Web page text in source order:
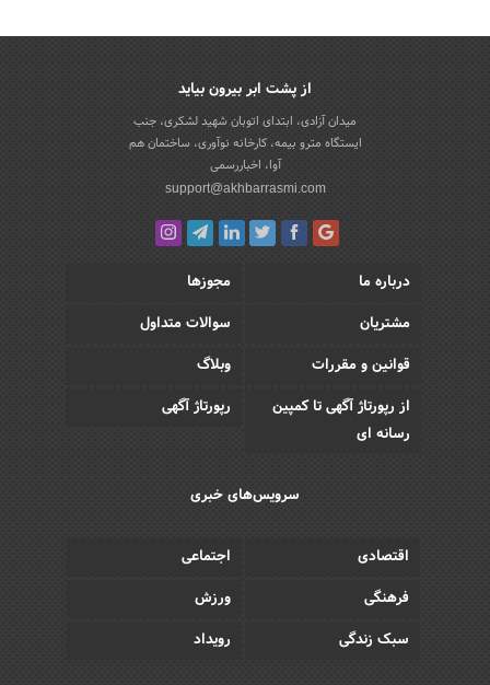
از پشت ابر بیرون بیاید
میدان آزادی، ابتدای اتوبان شهید لشکری، جنب
ایستگاه مترو بیمه، کارخانه نوآوری، ساختمان هم
آوا، اخباررسمی
support@akhbarrasmi.com
درباره ما
مجوزها
مشتریان
سوالات متداول
قوانین و مقررات
وبلاگ
از رپورتاژ آگهی تا کمپین
رسانه ای
رپورتاژ آگهی
سرویس‌های خبری
اقتصادی
اجتماعی
فرهنگی
ورزش
سبک زندگی
رویداد